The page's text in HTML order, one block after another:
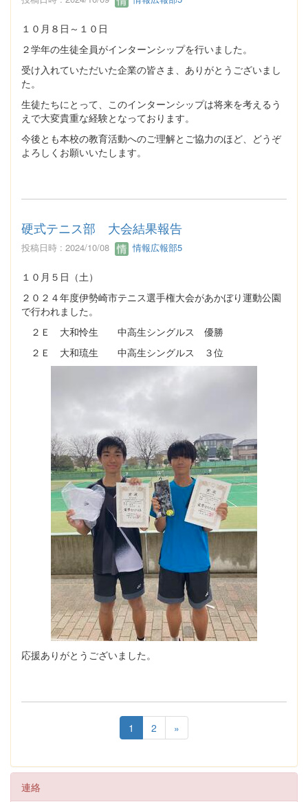
１０月８日～１０日
２学年の生徒全員がインターンシップを行いました。
受け入れていただいた企業の皆さま、ありがとうございまし
た。
生徒たちにとって、このインターンシップは将来を考えるう
えで大変貴重な経験となっております。
今後とも本校の教育活動へのご理解とご協力のほど、どうぞ
よろしくお願いいたします。
硬式テニス部 大会結果報告
投稿日時 : 2024/10/08 情報広報部5
１０月５日（土）
２０２４年度伊勢崎市テニス選手権大会があかぼり運動公園
で行われました。
２Ｅ 大和怜生 中高生シングルス 優勝
２Ｅ 大和琉生 中高生シングルス ３位
応援ありがとうございました。
1 2 »
連絡